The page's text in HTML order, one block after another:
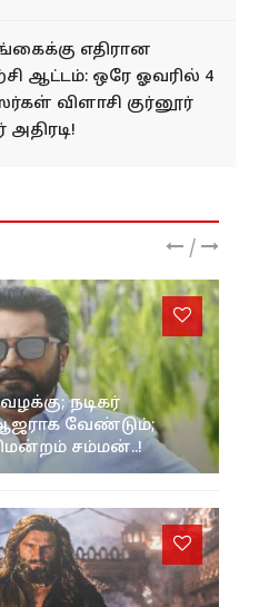
எதிரான
ஆட்டம்: ஒரே ஓவரில் 4
விளாசி குர்னூர்
அதிரடி!
/
நடிகர்
ஆஜராக வேண்டும்;
சம்மன்..!